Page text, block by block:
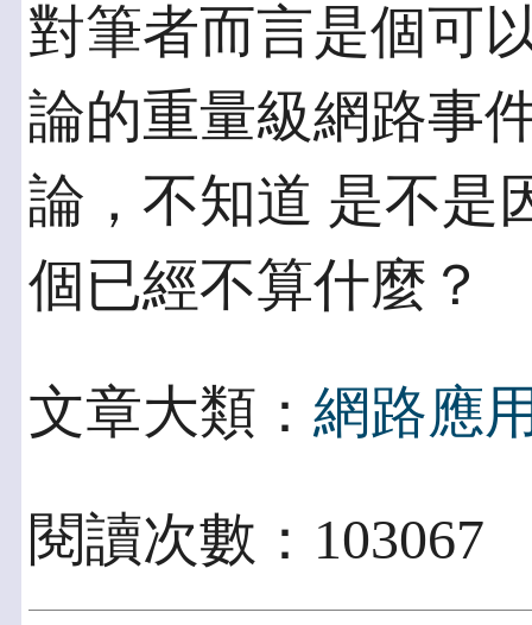
對筆者而言是個可
論的重量級網路事
論，不知道 是不是
個已經不算什麼？
文章大類： 網路應
閱讀次數：